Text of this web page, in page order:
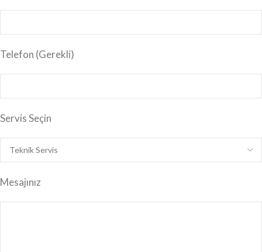
Telefon (Gerekli)
Servis Seçin
Mesajınız